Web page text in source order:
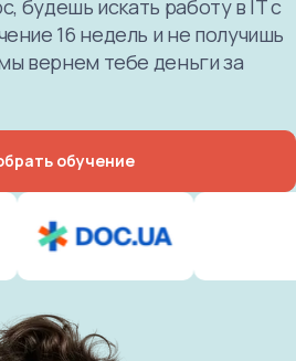
будешь искать работу в IT с
16 недель и не получишь
вернем тебе деньги за
обучение